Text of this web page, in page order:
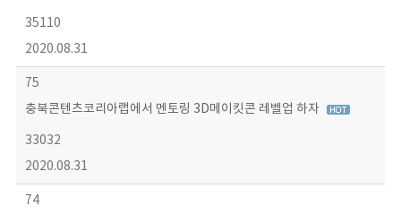
35110
2020.08.31
75
충북콘텐츠코리아랩에서 멘토링 3D메이킷콘 레벨업 하자
33032
2020.08.31
74